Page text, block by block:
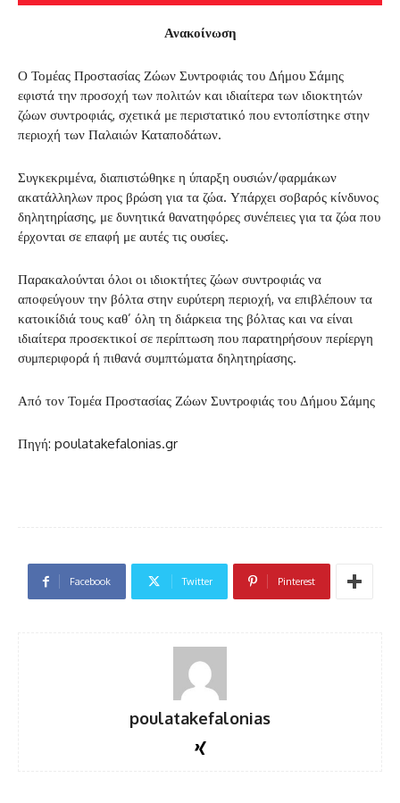
Ανακοίνωση
Ο Τομέας Προστασίας Ζώων Συντροφιάς του Δήμου Σάμης
εφιστά την προσοχή των πολιτών και ιδιαίτερα των ιδιοκτητών
ζώων συντροφιάς, σχετικά με περιστατικό που εντοπίστηκε στην
περιοχή των Παλαιών Καταποδάτων.
Συγκεκριμένα, διαπιστώθηκε η ύπαρξη ουσιών/φαρμάκων
ακατάλληλων προς βρώση για τα ζώα. Υπάρχει σοβαρός κίνδυνος
δηλητηρίασης, με δυνητικά θανατηφόρες συνέπειες για τα ζώα που
έρχονται σε επαφή με αυτές τις ουσίες.
Παρακαλούνται όλοι οι ιδιοκτήτες ζώων συντροφιάς να
αποφεύγουν την βόλτα στην ευρύτερη περιοχή, να επιβλέπουν τα
κατοικίδιά τους καθ’ όλη τη διάρκεια της βόλτας και να είναι
ιδιαίτερα προσεκτικοί σε περίπτωση που παρατηρήσουν περίεργη
συμπεριφορά ή πιθανά συμπτώματα δηλητηρίασης.
Από τον Τομέα Προστασίας Ζώων Συντροφιάς του Δήμου Σάμης
Πηγή: poulatakefalonias.gr
Facebook Twitter Pinterest
poulatakefalonias